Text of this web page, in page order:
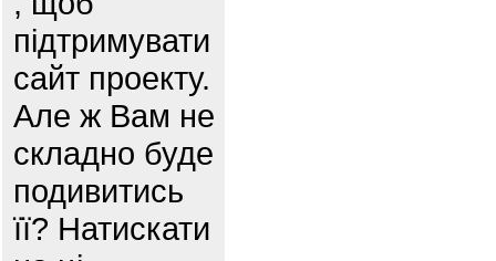
підтримувати
сайт проекту.
Але ж Вам не
складно буде
подивитись
її? Натискати